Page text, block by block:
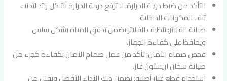
التأكد من ضبط درجة الحرارة: لا ترفع درجة الحرارة بشكل زائد لتجنب
تلف المكونات الداخلية.
صيانة الفلاتر: تنظيف الفلاتر يضمن تدفق المياه بشكل سلس
ويحافظ على كفاءة الجهاز.
فحص صمام الأمان: تأكد من عمل صمام الأمان بكفاءة كجزء من
صيانة سخان اريستون غاز.